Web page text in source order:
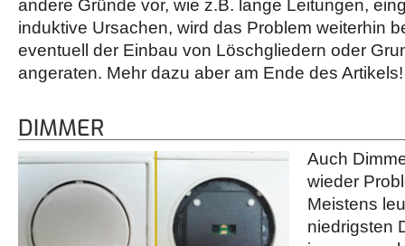
andere Gründe vor, wie z.B. lange Leitungen,
induktive Ursachen, wird das Problem weiterhin
eventuell der Einbau von Löschgliedern oder
angeraten. Mehr dazu aber am Ende des Artikels!
DIMMER
Auch
wieder
Meistens
niedrigsten